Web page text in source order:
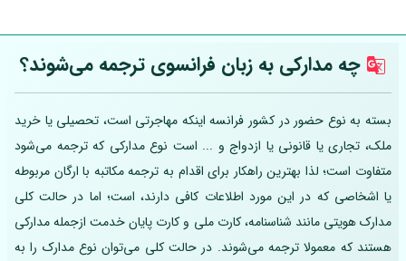
چه مدارکی به زبان فرانسوی ترجمه می‌شوند؟
بسته به نوع حضور در کشور فرانسه اینکه مهاجرتی است، تحصیلی یا خرید
ملک، تجاری یا قانونی یا ازدواج و ... است نوع مدارکی که ترجمه می‌شود
متفاوت است؛ لذا بهترین راهکار برای اقدام به ترجمه مکاتبه با ارگان مربوطه
یا اشخاصی که در این مورد اطلاعات کافی دارند، است؛ اما در حالت کلی
مدارک هویتی مانند شناسنامه، کارت ملی و کارت پایان خدمت ازجمله مدارکی
هستند که معمولا ترجمه می‌شوند. در حالت کلی می‌توان نوع مدارک را به